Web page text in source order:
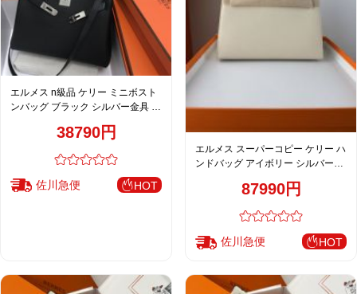
エルメス n級品 ケリー ミニボスト
ンバッグ ブラック シルバー金具 レ
38790円
佐川急便 HOT
エルメス スーパーコピー ケリー ハ
ンドバッグ アイボリー シルバー金
87990円
佐川急便 HOT